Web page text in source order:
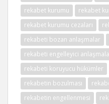
rekabet kurumu
rekabet
rekabet kurumu cezaları
rekabeti bozan anlaşmalar
rekabeti engelleyici
rekabeti koruyucu hükümler
rekabetin bozulması
rekabetin engellenmesi